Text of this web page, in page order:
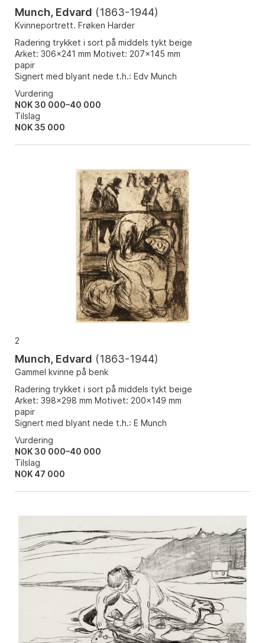
Munch, Edvard (1863-1944)
Kvinneportrett. Frøken Harder
Radering trykket i sort på middels tykt beige
Arket: 306x241 mm Motivet: 207x145 mm
papir
Signert med blyant nede t.h.: Edv Munch
Vurdering
NOK 30 000–40 000
Tilslag
NOK 35 000
2
Munch, Edvard (1863-1944)
Gammel kvinne på benk
Radering trykket i sort på middels tykt beige
Arket: 398x298 mm Motivet: 200x149 mm
papir
Signert med blyant nede t.h.: E Munch
Vurdering
NOK 30 000–40 000
Tilslag
NOK 47 000